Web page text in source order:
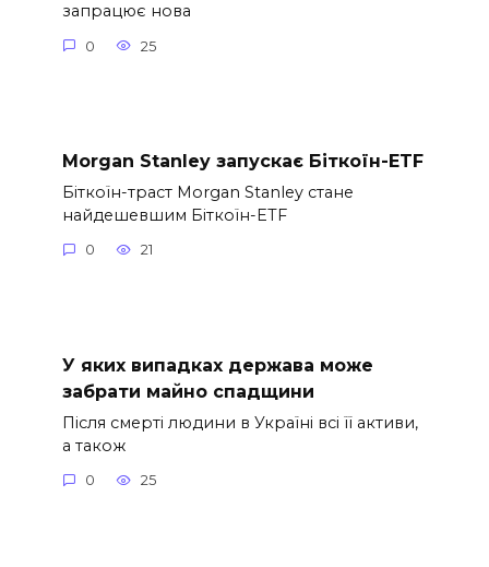
запрацює нова
0 25
Morgan Stanley запускає Біткоїн-ETF
Біткоїн-траст Morgan Stanley стане
найдешевшим Біткоїн-ETF
0 21
У яких випадках держава може
забрати майно спадщини
Після смерті людини в Україні всі її активи,
а також
0 25